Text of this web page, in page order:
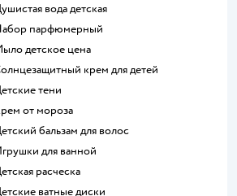
душистая вода детская
набор парфюмерный
мыло детское цена
солнцезащитный крем для детей
детские тени
крем от мороза
детский бальзам для волос
игрушки для ванной
детская расческа
детские ватные диски